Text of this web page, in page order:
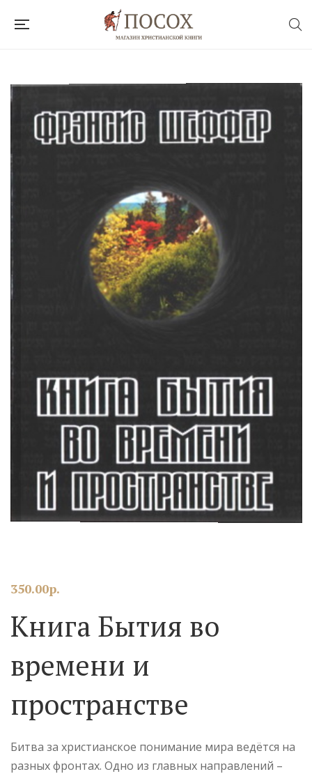
350.00р.
Книга Бытия во
времени и
пространстве
Битва за христианское понимание мира ведётся на
разных фронтах. Одно из главных направлений –